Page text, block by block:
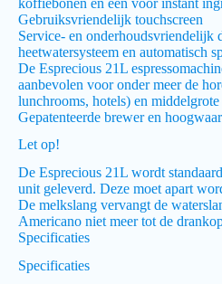
Gebruiksvriendelijk touchscreen
Service- en onderhoudsvriendelijk
heetwatersysteem en automatisch
De Esprecious 21L
aanbevolen voor onder meer de
lunchrooms, hotels) en middelgrote
Gepatenteerde brewer en
Let op!
De Esprecious 21L wordt
unit geleverd. Deze moet apart
De melkslang vervangt de
Americano niet meer tot de
Specificaties
Specificaties